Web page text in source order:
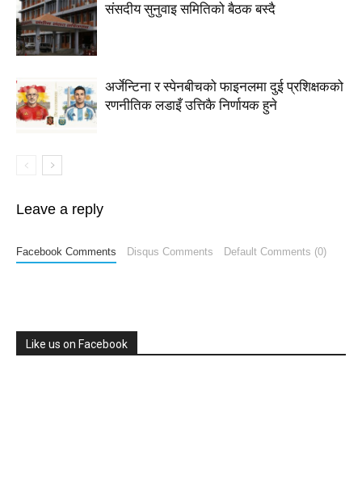
संसदीय सुनुवाइ समितिको बैठक बस्दै
अर्जेन्टिना र स्पेनबीचको फाइनलमा दुई प्रशिक्षकको
रणनीतिक लडाइँ उत्तिकै निर्णायक हुने
Leave a reply
Facebook Comments Disqus Comments Default Comments (0)
Like us on Facebook